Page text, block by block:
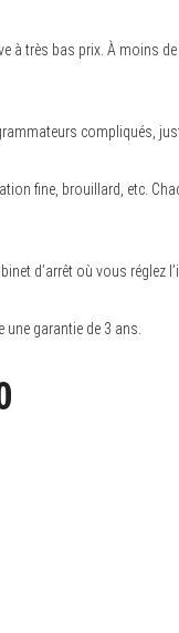
à très bas prix. À moins
compliqués,
fine, brouillard, etc.
d’arrêt où vous réglez
garantie de 3 ans.